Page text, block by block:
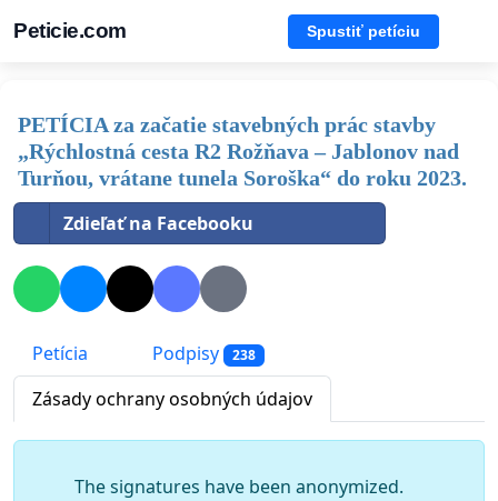
Peticie.com Spustiť petíciu
PETÍCIA za začatie stavebných prác stavby
„Rýchlostná cesta R2 Rožňava – Jablonov nad
Turňou, vrátane tunela Soroška“ do roku 2023.
Zdieľať na Facebooku
Petícia Podpisy 238
Zásady ochrany osobných údajov
The signatures have been anonymized.